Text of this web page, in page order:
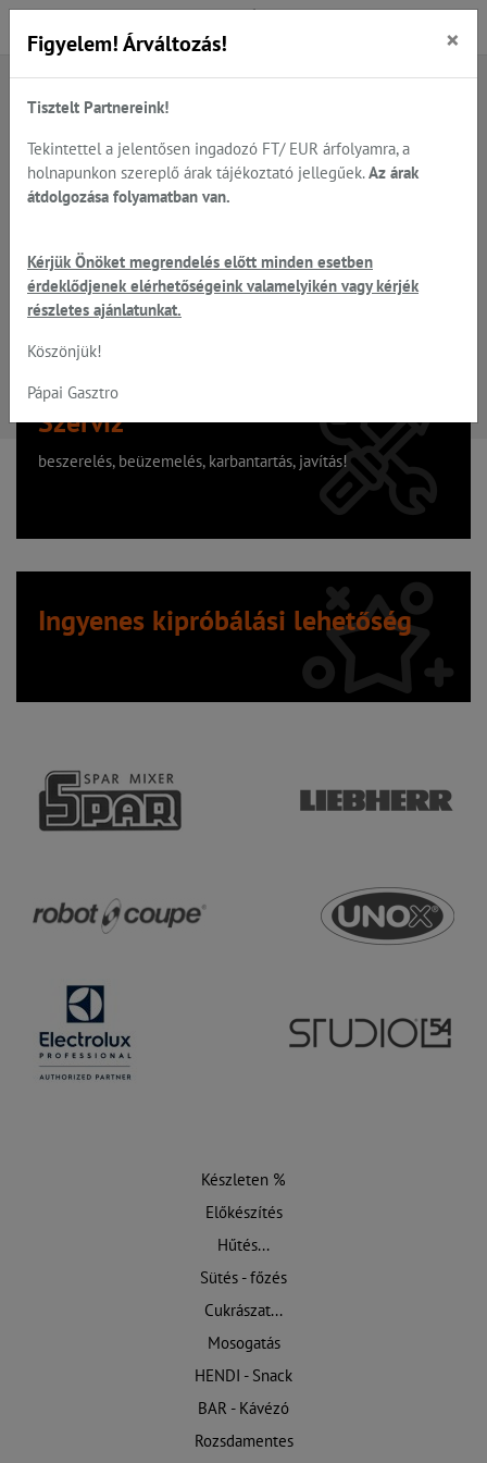
A keresett oldal nem található
Hiba, a keresett oldal nem található!
Szervíz
beszerelés, beüzemelés, karbantartás, javítás!
Ingyenes kipróbálási lehetőség
Készleten %
Előkészítés
Hűtés...
Sütés - főzés
Cukrászat...
Mosogatás
HENDI - Snack
BAR - Kávézó
Rozsdamentes
Figyelem! Árváltozás! ×
Tisztelt Partnereink!
Tekintettel a jelentősen ingadozó FT/ EUR árfolyamra, a
holnapunkon szereplő árak tájékoztató jellegűek. Az árak
átdolgozása folyamatban van.
Kérjük Önöket megrendelés előtt minden esetben
érdeklődjenek elérhetőségeink valamelyikén vagy kérjék
részletes ajánlatunkat.
Köszönjük!
Pápai Gasztro